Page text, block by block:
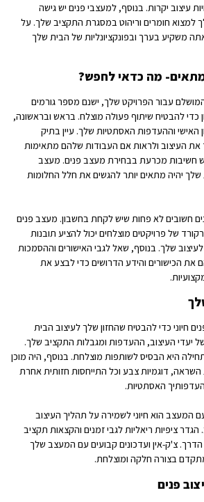
עיצוב יקרות. בנוסף, למעצבי פנים יש גישה
למצוא חומרים וריהוט במסגרת התקציב שלך. על
משקיע בערך ובפונקציונליות של הבית שלך
מה כדאי לחפש?
עבור הפרויקט שלך, ישנם מספר גורמים
כדי להבטיח שיתוף פעולה מוצלח. בראש ובראשונה,
וההעדפות האסתטיות שלך. עיין בתיק
העיצוב ולראות אם העבודות שלהם מתאימות
חשיבות מכרעת בבחירת מעצב פנים. מעצב
שלך יהיה מתאים יותר להגשים את חלל החלומות
חשובים לא פחות שיש לקחת בחשבון. מעצב פנים
של פרויקטים מוצלחים יכול להציע תובנות
שלך. בנוסף, שאל לגבי האישורים וההסמכות
את הכישורים והידע הדרושים כדי לבצע את
חיוני כדי להבטיח שהחזון שלך לעיצוב הבית
יעדי העיצוב, ההעדפות ומגבלות התקציב שלך.
היא הבסיס לשותפות מוצלחת. בנוסף, היה מוכן
דוגמיות צבע וכל התייחסות חזותית אחרת
האסתטיות.
המעצב הוא חיוני לשמירה על תהליך העיצוב
ציפיות ריאליות לגבי זמנים והקצאות תקציב
הדרך. צ'ק-אין ועדכונים קבועים עם המעצב שלך
בצורה חלקה ומוצלחת.
פנים